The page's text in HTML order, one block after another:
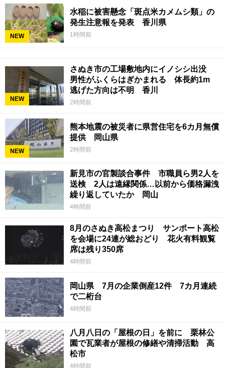
NEW
水稲に被害懸念「斑点米カメムシ類」の
発生注意報を発表 香川県
1時間前
NEW
さぬき市の工場敷地内にイノシシ出没
男性がふくらはぎかまれる 体長約1m
逃げた方向は不明 香川
2時間前
NEW
熊本地震の被災者に県営住宅を6カ月無償
提供 岡山県
2時間前
新見市の官製談合事件 市職員ら男2人を
送検 2人は遠縁関係…以前から価格漏洩
繰り返していたか 岡山
4時間前
8月のさぬき高松まつり サンポート高松
を会場に24連が総おどり 花火有料観覧
席は残り350席
4時間前
岡山県 7月の企業倒産12件 7カ月連続
で二桁台
4時間前
八月八日の「屋根の日」を前に 栗林公
園で瓦業者が屋根の修繕や清掃活動 高
松市
4時間前